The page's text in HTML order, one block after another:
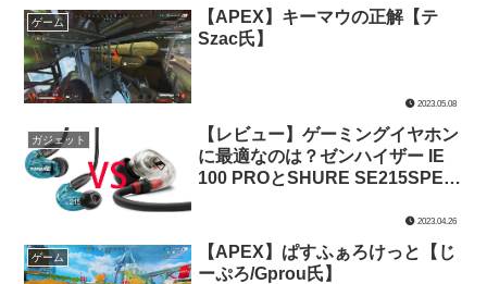
ゲーム
【APEX】キーマウの正解【テ
Szac氏】
2023.05.08
ガジェット
【レビュー】ゲーミングイヤホン
に最適なのは？ゼンハイザー IE
100 PROとSHURE SE215SPE-A
みた【ゲーミングイヤホン】2023.04.26
ゲーム
【APEX】ぱすふぁろけっと【じ
ーぷろ/Gprou氏】